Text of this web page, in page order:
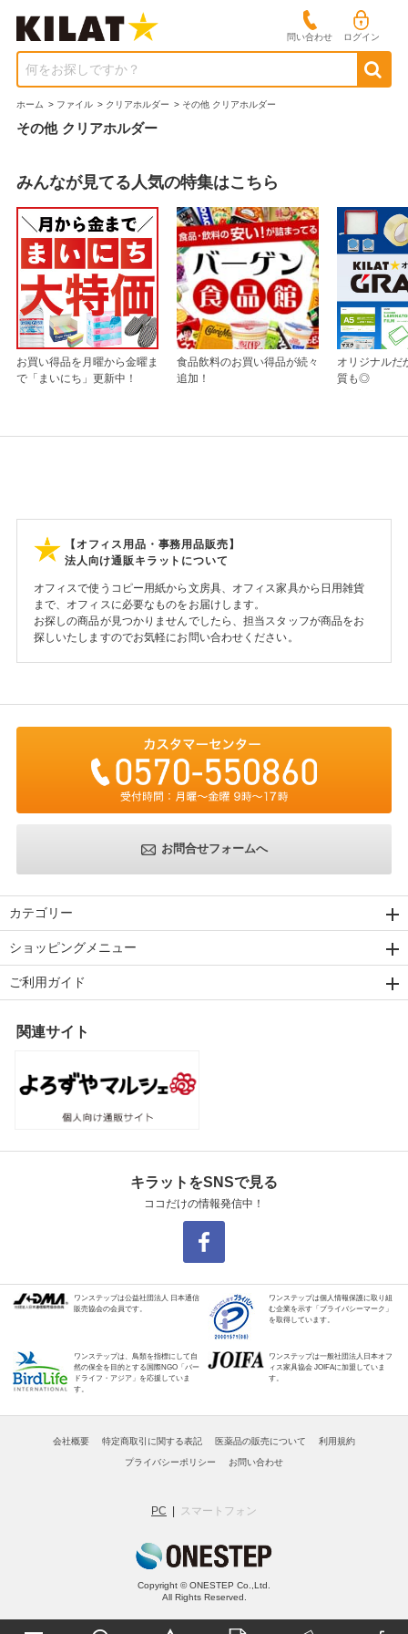
問い合わせ ログイン
何をお探しですか？
ホーム > ファイル > クリアホルダー > その他 クリアホルダー
その他 クリアホルダー
みんなが見てる人気の特集はこちら
お買い得品を月曜から金曜ま
で「まいにち」更新中！
食品飲料のお買い得品が続々
追加！
オリジナルだ
質も◎
【オフィス用品・事務用品販売】
法人向け通販キラットについて
オフィスで使うコピー用紙から文房具、オフィス家具から日用雑貨
まで、オフィスに必要なものをお届けします。
お探しの商品が見つかりませんでしたら、担当スタッフが商品をお
探しいたしますのでお気軽にお問い合わせください。
お問合せフォームへ
カテゴリー
ショッピングメニュー
ご利用ガイド
関連サイト
キラットをSNSで見る
ココだけの情報発信中！
ワンステップは公益社団法人 日本通信
販売協会の会員です。
ワンステップは個人情報保護に取り組
む企業を示す「プライバシーマーク」
を取得しています。
ワンステップは、鳥類を指標にして自
然の保全を目的とする国際NGO「バー
ドライフ・アジア」を応援していま
す。
ワンステップは一般社団法人日本オフ
ィス家具協会 JOIFAに加盟していま
す。
会社概要 特定商取引に関する表記 医薬品の販売について 利用規約
プライバシーポリシー お問い合わせ
PC スマートフォン
Copyright © ONESTEP Co.,Ltd.
All Rights Reserved.